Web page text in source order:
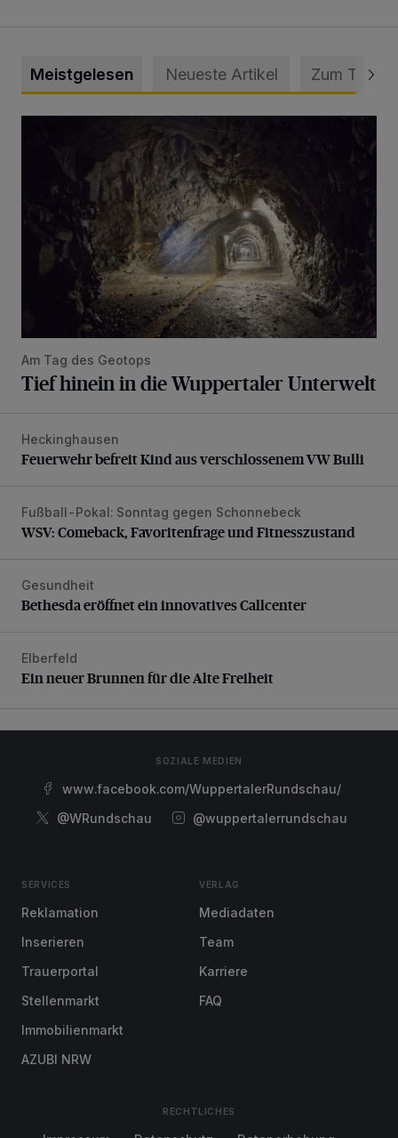
Meistgelesen Neueste Artikel Zum Thema
Am Tag des Geotops
Tief hinein in die Wuppertaler Unterwelt
Feuerwehr befreit Kind aus verschlossenem VW Bulli
Heckinghausen
Feuerwehr befreit Kind aus verschlossenem VW Bulli
WSV: Comeback, Favoritenfrage und Fitnesszustand
Fußball-Pokal: Sonntag gegen Schonnebeck
WSV: Comeback, Favoritenfrage und Fitnesszustand
Bethesda eröffnet ein innovatives Callcenter
Gesundheit
Bethesda eröffnet ein innovatives Callcenter
Ein neuer Brunnen für die Alte Freiheit
Elberfeld
Ein neuer Brunnen für die Alte Freiheit
SOZIALE MEDIEN
www.facebook.com/WuppertalerRundschau/
@WRundschau
@wuppertalerrundschau
SERVICES
Reklamation
Inserieren
Trauerportal
Stellenmarkt
Immobilienmarkt
AZUBI NRW
VERLAG
Mediadaten
Team
Karriere
FAQ
RECHTLICHES